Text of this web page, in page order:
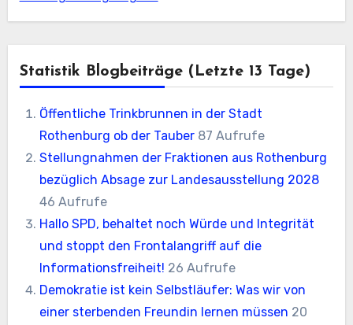
Statistik Blogbeiträge (letzte 13 Tage)
Öffentliche Trinkbrunnen in der Stadt
Rothenburg ob der Tauber 87 Aufrufe
Stellungnahmen der Fraktionen aus Rothenburg
bezüglich Absage zur Landesausstellung 2028
46 Aufrufe
Hallo SPD, behaltet noch Würde und Integrität
und stoppt den Frontalangriff auf die
Informationsfreiheit! 26 Aufrufe
Demokratie ist kein Selbstläufer: Was wir von
einer sterbenden Freundin lernen müssen 20